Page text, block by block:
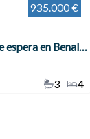
935.000 €
El ático de tus sueños te espera en Benalmádena
4
3